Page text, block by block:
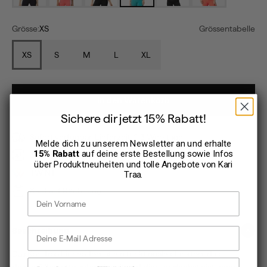
Grösse:XS Grössentabelle
XS S M L XL
30 Tage Rückgaberecht
Kauf auf Rechnung
Beschreibung
Das Kari Traa Linnea Top ist ein funktionales Tanktop, das
Sichere dir jetzt 15% Rabatt!
Melde dich zu unserem Newsletter an und erhalte
15% Rabatt auf deine erste Bestellung sowie Infos
über Produktneuheiten und tolle Angebote von Kari
Traa.
E-Mail Adresse
Dein Geburtstag